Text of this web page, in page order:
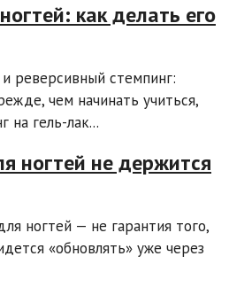
как делать его
реверсивный стемпинг:
чем начинать учиться,
на гель-лак...
ногтей не держится
ногтей — не гарантия того,
«обновлять» уже через